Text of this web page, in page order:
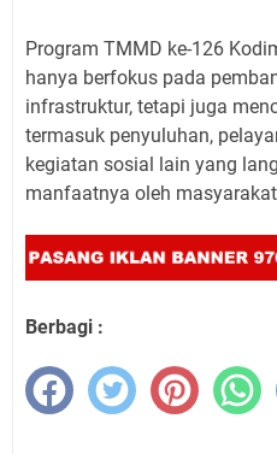
Program TMMD ke-126
hanya berfokus pada
infrastruktur, tetapi juga
termasuk penyuluhan,
kegiatan sosial lain yang
manfaatnya oleh
Berbagi :